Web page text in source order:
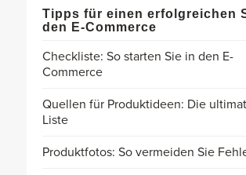
Tipps für einen erfolgreichen
den E-Commerce
Checkliste: So starten Sie in den E-
Commerce
Quellen für Produktideen: Die
Liste
Produktfotos: So vermeiden Sie